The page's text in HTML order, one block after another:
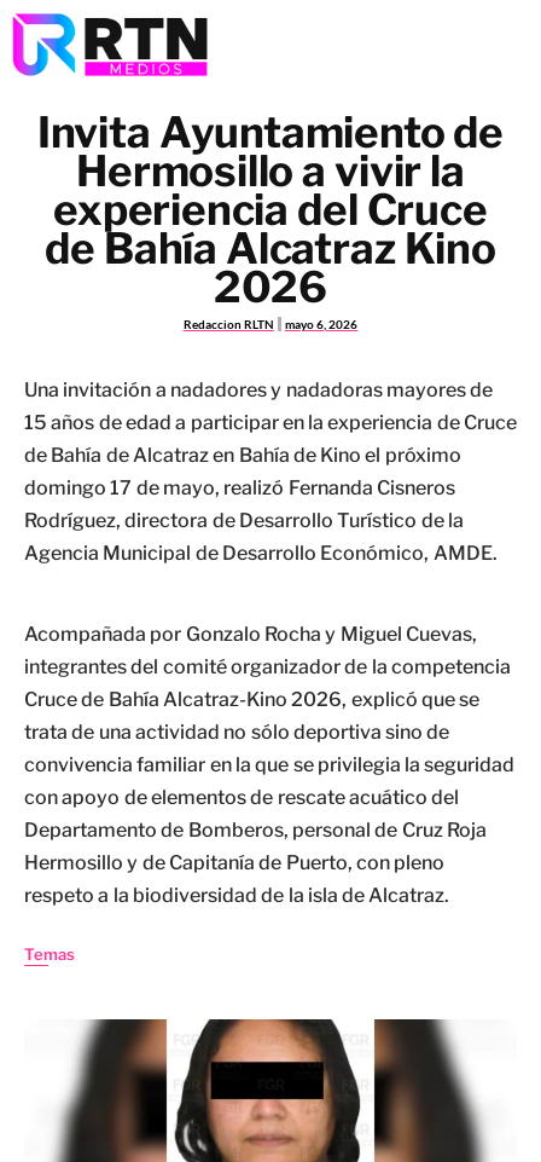
Invita Ayuntamiento de
Hermosillo a vivir la
experiencia del Cruce
de Bahía Alcatraz Kino
2026
Redaccion RLTN mayo 6, 2026
Una invitación a nadadores y nadadoras mayores de
15 años de edad a participar en la experiencia de Cruce
de Bahía de Alcatraz en Bahía de Kino el próximo
domingo 17 de mayo, realizó Fernanda Cisneros
Rodríguez, directora de Desarrollo Turístico de la
Agencia Municipal de Desarrollo Económico, AMDE.
Acompañada por Gonzalo Rocha y Miguel Cuevas,
integrantes del comité organizador de la competencia
Cruce de Bahía Alcatraz-Kino 2026, explicó que se
trata de una actividad no sólo deportiva sino de
convivencia familiar en la que se privilegia la seguridad
con apoyo de elementos de rescate acuático del
Departamento de Bomberos, personal de Cruz Roja
Hermosillo y de Capitanía de Puerto, con pleno
respeto a la biodiversidad de la isla de Alcatraz.
Temas